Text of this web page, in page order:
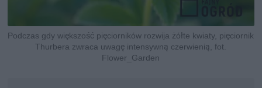
Podczas gdy większość pięciorników rozwija żółte kwiaty, pięciornik
Thurbera zwraca uwagę intensywną czerwienią, fot.
Flower_Garden